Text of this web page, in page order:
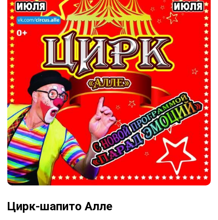
Цирк-шапито Алле